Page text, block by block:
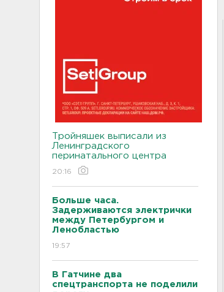
Тройняшек выписали из
Ленинградского
перинатального центра
20:16
Больше часа.
Задерживаются электрички
между Петербургом и
Ленобластью
19:57
В Гатчине два
спецтранспорта не поделили